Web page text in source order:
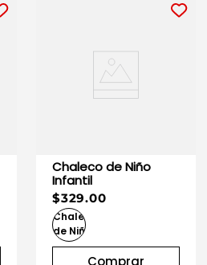
Chaleco de Niño
Infantil
$329.00
Comprar